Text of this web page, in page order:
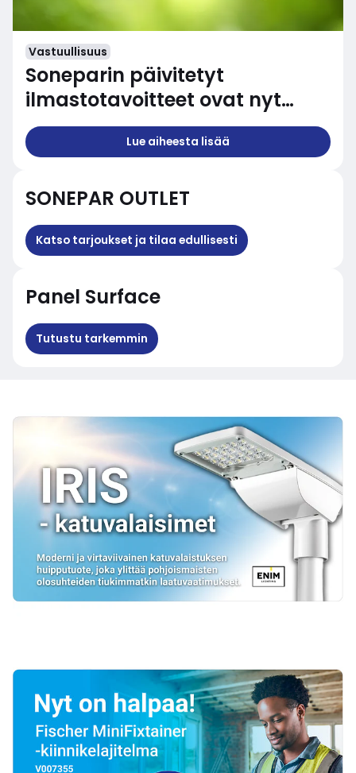
Vastuullisuus
Soneparin päivitetyt
ilmastotavoitteet ovat nyt
SBTi:n varmistamia
Lue aiheesta lisää
SONEPAR OUTLET
Katso tarjoukset ja tilaa edullisesti
Panel Surface
Tutustu tarkemmin